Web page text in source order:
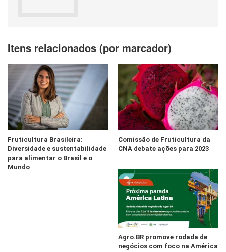
Itens relacionados (por marcador)
Fruticultura Brasileira:
Diversidade e sustentabilidade
para alimentar o Brasil e o
Mundo
Comissão de Fruticultura da
CNA debate ações para 2023
Agro.BR promove rodada de
negócios com foco na América